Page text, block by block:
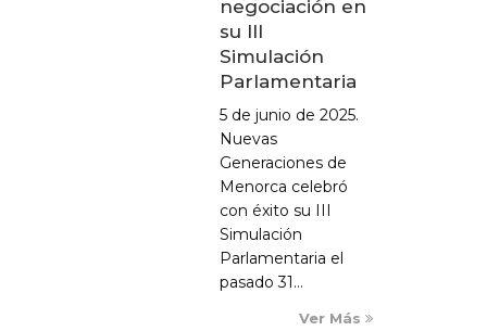
negociación en
su III
Simulación
Parlamentaria
5 de junio de 2025.
Nuevas
Generaciones de
Menorca celebró
con éxito su III
Simulación
Parlamentaria el
pasado 31...
Ver Más